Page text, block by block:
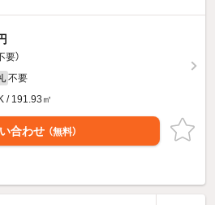
要）
不要
/ 191.93㎡
合わせ （無料）